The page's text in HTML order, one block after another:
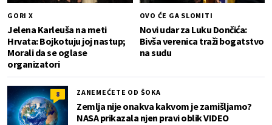
GORI X
Jelena Karleuša na meti
Hrvata: Bojkotuju joj nastup;
Morali da se oglase
organizatori
OVO ĆE GA SLOMITI
Novi udar za Luku Dončića:
Bivša verenica traži bogatstvo
na sudu
8 ZANEMEĆETE OD ŠOKA
Zemlja nije onakva kakvom je zamišljamo?
NASA prikazala njen pravi oblik VIDEO